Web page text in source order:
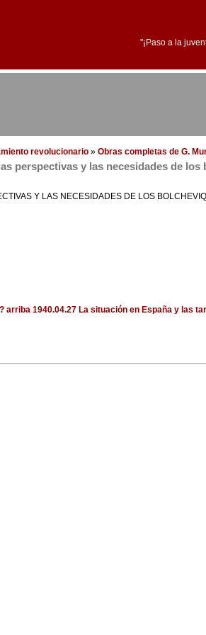
"¡Paso a la
revolucionario » Obras completas de G.
perspectivas y las necesidades de
Y LAS NECESIDADES DE LOS
arriba 1940.04.27 La situación en España y las